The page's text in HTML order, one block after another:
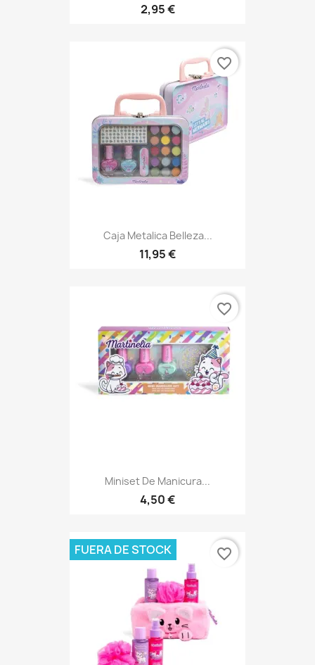
2,95 €
Caja Metalica Belleza...
11,95 €
favorite_border
Miniset De Manicura...
4,50 €
favorite_border
FUERA DE STOCK favorite_border